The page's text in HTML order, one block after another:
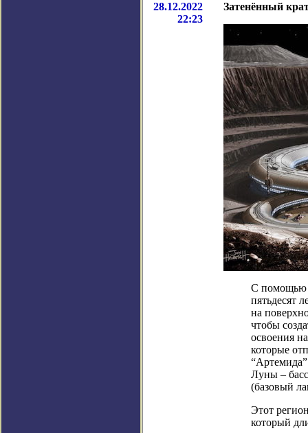
28.12.2022
22:23
Затенённый
С помощью
пятьдесят
на
чтобы
освоения
которые
Луны –
(базовый
Этот
который